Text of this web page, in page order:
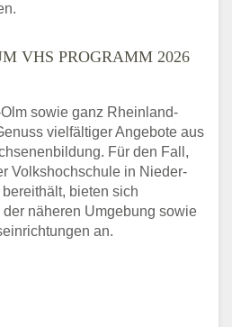
VHS PROGRAMM 2026
sowie ganz Rheinland-
vielfältiger Angebote aus
Für den Fall,
Volkshochschule in Nieder-
bieten sich
näheren Umgebung sowie
an.